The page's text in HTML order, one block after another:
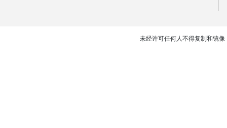
未经许可任何人不得复制和镜